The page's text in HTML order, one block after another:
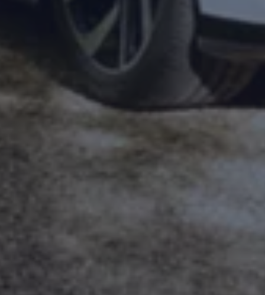
Lifestyle
Transport
Elektromobilität
Volkswagen R
Pannen- und Unfallhilfe
Volkswagen Kundenbetreuung